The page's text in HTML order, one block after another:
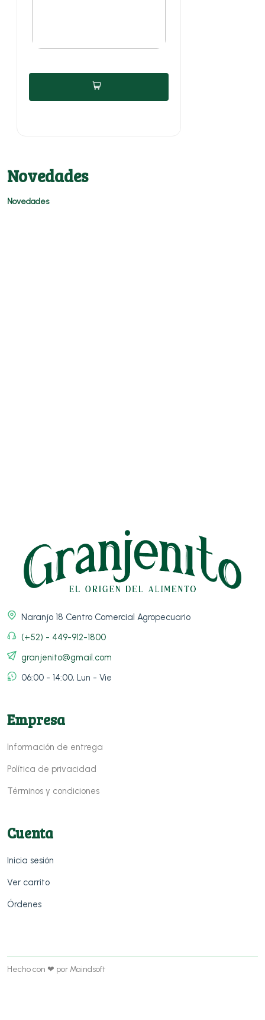
Novedades
Novedades
Naranjo 18 Centro Comercial Agropecuario
(+52) - 449-912-1800
granjenito@gmail.com
06:00 - 14:00, Lun - Vie
Empresa
Información de entrega
Política de privacidad
Términos y condiciones
Cuenta
Inicia sesión
Ver carrito
Órdenes
Hecho con ❤ por Maindsoft